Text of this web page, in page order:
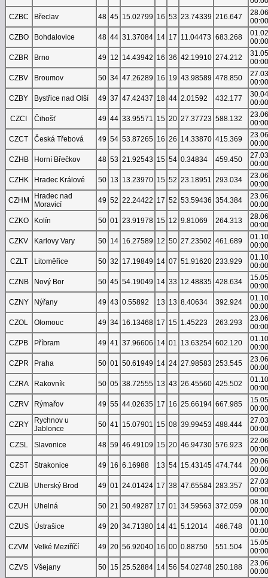
CZBC
Břeclav 48 45 15.02799 16 53 23.74339 216.647
00:00
CZBO
Bohdalovice 48 44 31.37084 14 17 11.04473 683.268
00:00
CZBR
Brno 49 12 14.43942 16 36 42.19910 274.212
00:00
CZBV
Broumov 50 34 47.26289 16 19 43.98589 478.850
00:00
CZBY
Bystřice nad Olší 49 37 47.42437 18 44 2.01592 432.177
00:00
CZCI
Čihošť 49 44 33.95571 15 20 27.37723 588.132
00:00
CZCT
Česká Třebová 49 54 53.87265 16 26 14.33870 415.369
00:00
CZHB
Horní Břečkov 48 53 21.92543 15 54 0.34834 459.450
00:00
CZHK
Hradec Králové 50 13 13.23970 15 52 23.18951 293.034
00:00
CZHM
Hradec nad
Moravicí
49 52 22.24422 17 52 53.59436 354.384
00:00
CZKO
Kolín 50 01 23.91978 15 12 9.81069 264.313
00:00
CZKV
Karlovy Vary 50 14 16.27589 12 50 27.23502 461.689
00:00
CZLT
Litoměřice 50 32 17.19849 14 07 51.91620 233.929
00:00
CZNB
Nový Bor 50 45 54.19049 14 33 12.48835 428.634
00:00
CZNY
Nýřany 49 43 0.55892 13 13 8.40634 392.924
00:00
CZOL
Olomouc 49 34 16.13468 17 15 1.45223 263.293
00:00
CZPB
Příbram 49 41 37.96606 14 01 13.63254 602.120
00:00
CZPR
Praha 50 01 50.61949 14 24 27.98583 253.545
00:00
CZRA
Rakovník 50 05 38.72555 13 43 26.45560 425.502
00:00
CZRV
Rýmařov 49 55 44.02635 17 16 25.66194 667.985
00:00
CZRY
Rychnov u
Jablonce
50 41 15.07901 15 08 39.99453 488.444
00:00
CZSL
Slavonice 48 59 46.49109 15 20 46.94730 576.923
00:00
CZST
Strakonice 49 16 6.16988 13 54 15.43145 474.744
00:00
CZUB
Uherský Brod 49 01 24.01424 17 38 47.65584 283.357
00:00
CZUH
Uhelná 50 21 50.49287 17 01 34.59563 372.059
00:00
CZUS
Ústrašice 49 20 34.71380 14 41 5.12014 466.748
00:00
CZVM
Velké Meziříčí 49 20 56.92040 16 00 0.88750 551.504
00:00
CZVS
Všejany 50 15 25.52884 14 56 54.02748 250.188
00:00